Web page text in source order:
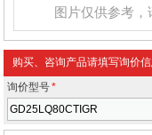
图片仅供参考，
购买、咨询产品请填写询价
询价型号*